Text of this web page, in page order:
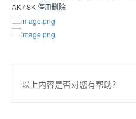
AK / SK 停用删除
以上内容是否对您有帮助？